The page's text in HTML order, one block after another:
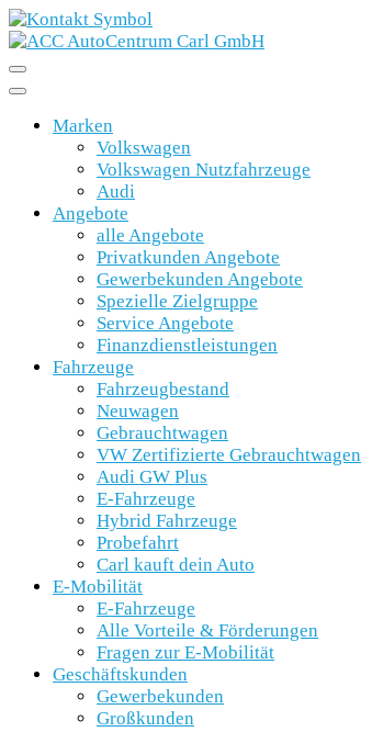
Marken
Volkswagen
Volkswagen Nutzfahrzeuge
Audi
Angebote
alle Angebote
Privatkunden Angebote
Gewerbekunden Angebote
Spezielle Zielgruppe
Service Angebote
Finanzdienstleistungen
Fahrzeuge
Fahrzeugbestand
Neuwagen
Gebrauchtwagen
VW Zertifizierte Gebrauchtwagen
Audi GW Plus
E-Fahrzeuge
Hybrid Fahrzeuge
Probefahrt
Carl kauft dein Auto
E-Mobilität
E-Fahrzeuge
Alle Vorteile & Förderungen
Fragen zur E-Mobilität
Geschäftskunden
Gewerbekunden
Großkunden